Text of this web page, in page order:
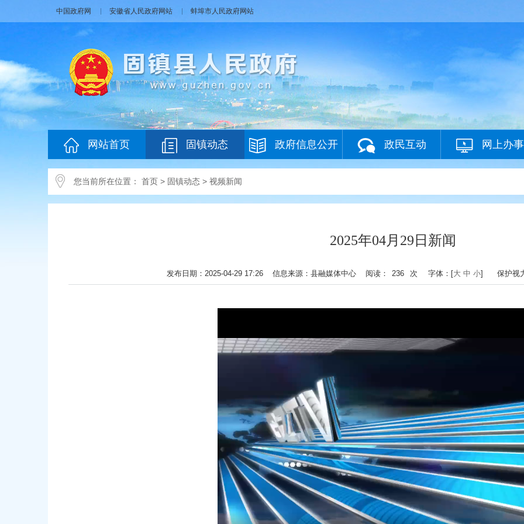
中国政府网 安徽省人民政府网站 蚌埠市人民政府网站
网站首页 固镇动态 政府信息公开 政民互动 网上办事
您当前所在位置： 首页 > 固镇动态 > 视频新闻
2025年04月29日新闻
发布日期：2025-04-29 17:26 信息来源：县融媒体中心 阅读： 236 次 字体：[大 中 小] 保护视